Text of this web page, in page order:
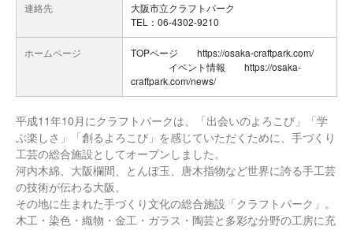
連絡先
大阪市立クラフトパーク
TEL：06-4302-9210
ホームページ
TOPページ https://osaka-craftpark.com/
イベント情報 https://osaka-
craftpark.com/news/
平成11年10月にクラフトパークは、「出会いのよろこび」「学
ぶ楽しさ」「創るよろこび」を感じていただくために、手づくり
工芸の総合施設としてオープンしました。
河内木綿、大阪欄間、とんぼ玉、唐木指物など世界に誇る手工芸
の技術が伝わる大阪。
その地に生まれた手づくり文化の総合施設「クラフトパーク」。
木工・染色・織物・金工・ガラス・陶芸と多彩な分野の工房に充